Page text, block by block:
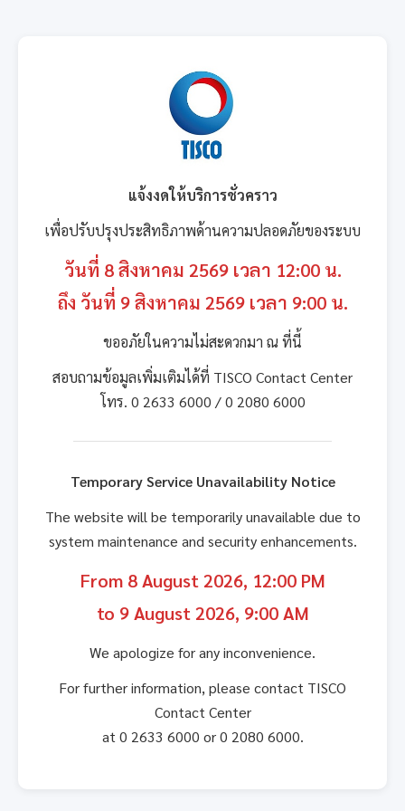
แจ้งงดให้บริการชั่วคราว
เพื่อปรับปรุงประสิทธิภาพด้านความปลอดภัยของระบบ
วันที่ 8 สิงหาคม 2569 เวลา 12:00 น.
ถึง วันที่ 9 สิงหาคม 2569 เวลา 9:00 น.
ขออภัยในความไม่สะดวกมา ณ ที่นี้
สอบถามข้อมูลเพิ่มเติมได้ที่ TISCO Contact Center
โทร. 0 2633 6000 / 0 2080 6000
Temporary Service Unavailability Notice
The website will be temporarily unavailable due to
system maintenance and security enhancements.
From 8 August 2026, 12:00 PM
to 9 August 2026, 9:00 AM
We apologize for any inconvenience.
For further information, please contact TISCO
Contact Center
at 0 2633 6000 or 0 2080 6000.